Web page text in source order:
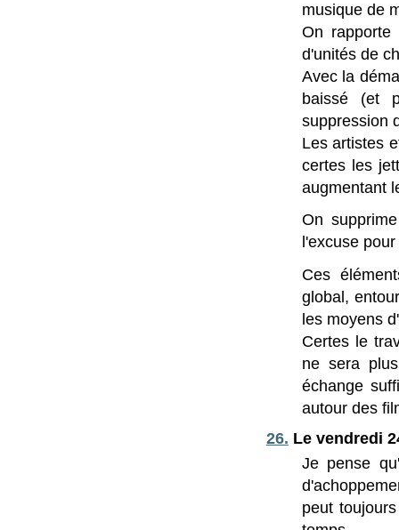
musique de
On
d'unités de
Avec la
baissé (et
suppression
Les artistes
certes les
augmentant
On
l'excuse
Ces
global,
les moyens
Certes le
ne sera
échange
autour des
26. Le vendredi
Je pense
peut